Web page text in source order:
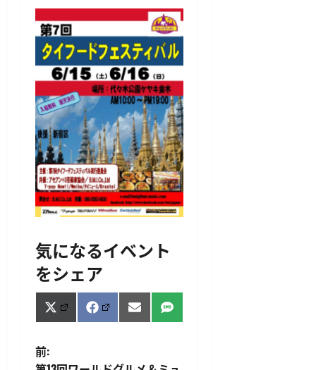
気になるイベント
をシェア
Share
on
X
(Twitter)
Share
on
FacebookShare
on
EmailShare
on
SMS
投
前: